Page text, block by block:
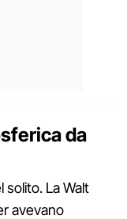
da
La Walt
avevano